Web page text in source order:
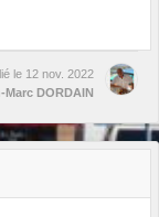
le 12 nov. 2022
Marc DORDAIN